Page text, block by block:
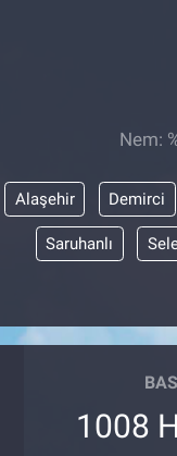
Nem:
Alaşehir Demirci
Saruhanlı
1008